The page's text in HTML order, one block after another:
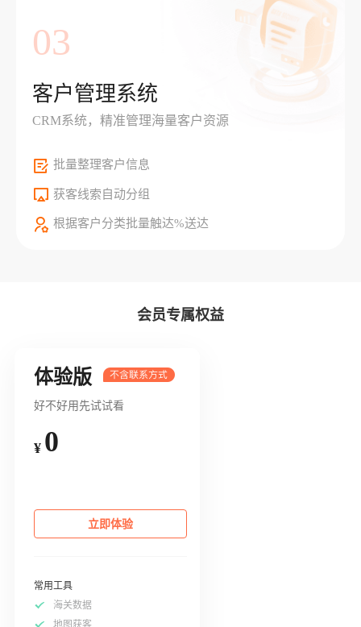
03
客户管理系统
CRM系统，精准管理海量客户资源
批量整理客户信息
获客线索自动分组
根据客户分类批量触达%送达
会员专属权益
体验版
好不好用先试试看
¥ 0
立即体验
常用工具
海关数据
地图获客